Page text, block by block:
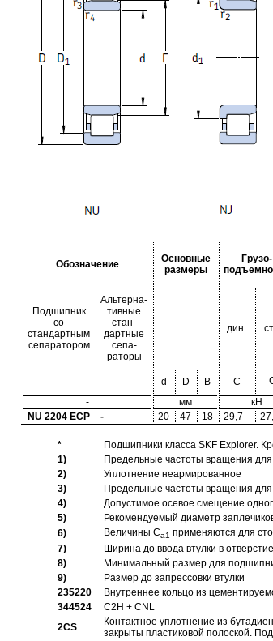
Обозначение
Основные
размеры
Грузо-
Подшипник
со
стандартным
сепаратором
Альтерна-
тивные
стан-
дартные
сепа-
раторы
дин.
d D B C
-
мм кН
NU 2204 ECP
- 20 47 18 29,7
*
Подшипники класса SKF Explorer.
1)
Предельные частоты вращения
2)
Уплотнение неармированное
3)
Предельные частоты вращения
4)
Допустимое осевое смещение
5)
Рекомендуемый диаметр
6)
Величины Ca1 применяются для
7)
Ширина до ввода втулки в
8)
Минимальный размер для
9)
Размер до запрессовки втулки
235220
Внутреннее кольцо из
344524
C2H + CNL
2CS
Контактное уплотнение из
закрыты пластиковой полоской.